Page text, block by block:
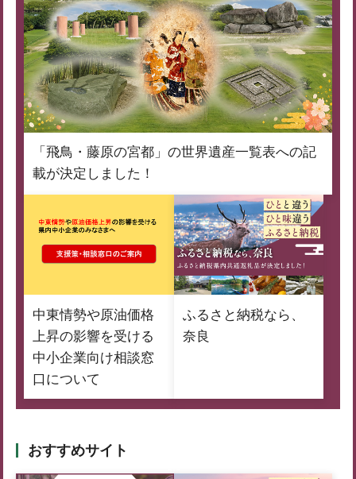
「飛鳥・藤原の宮都」の世界遺産一覧表への記
載が決定しました！
中東情勢や原油価格
上昇の影響を受ける
中小企業向け相談窓
口について
ふるさと納税なら、
奈良
おすすめサイト